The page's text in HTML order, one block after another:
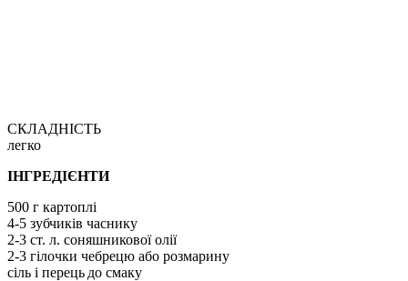
СКЛАДНІСТЬ
легко
ІНГРЕДІЄНТИ
500 г картоплі
4-5 зубчиків часнику
2-3 ст. л. соняшникової олії
2-3 гілочки чебрецю або розмарину
сіль і перець до смаку